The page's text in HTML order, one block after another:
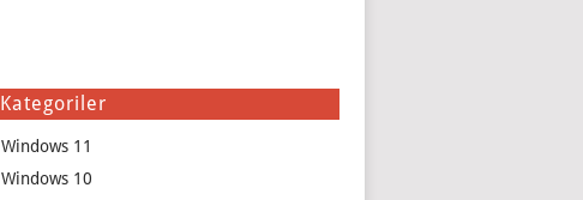
Kategoriler
Windows 11
Windows 10